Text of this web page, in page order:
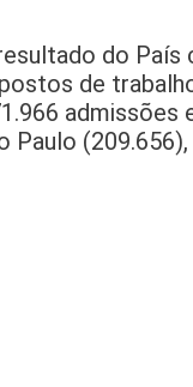
do
de
(209.656),